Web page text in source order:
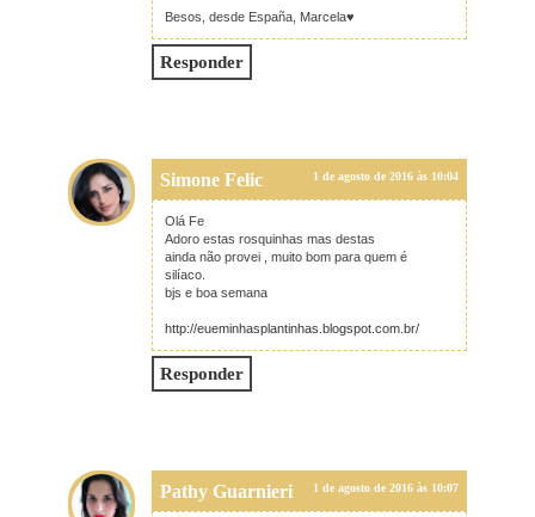
Besos, desde España, Marcela♥
Responder
Simone Felic 1 de agosto de 2016 às 10:04
Olá Fe
Adoro estas rosquinhas mas destas
ainda não provei , muito bom para quem é
silíaco.
bjs e boa semana
http://eueminhasplantinhas.blogspot.com.br/
Responder
Pathy Guarnieri 1 de agosto de 2016 às 10:07